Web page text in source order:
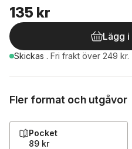
135 kr
Lägg
Skickas . Fri frakt över 249 kr.
Fler format och utgåvor
Pocket
89 kr